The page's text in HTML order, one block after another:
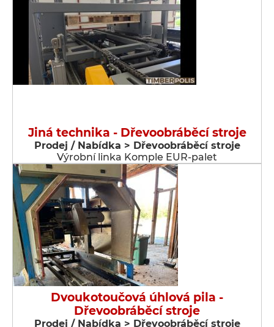
Jiná technika - Dřevoobráběcí stroje
Prodej / Nabídka > Dřevoobráběcí stroje
Výrobní linka Komple EUR-palet
Dvoukotoučová úhlová pila -
Dřevoobráběcí stroje
Prodej / Nabídka > Dřevoobráběcí stroje